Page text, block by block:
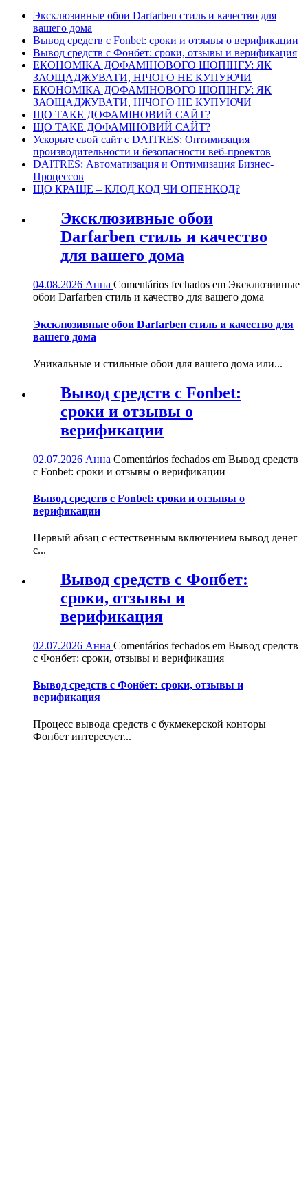
Эксклюзивные обои Darfarben стиль и качество для
вашего дома
Вывод средств с Fonbet: сроки и отзывы о верификации
Вывод средств с Фонбет: сроки, отзывы и верификация
ЕКОНОМІКА ДОФАМІНОВОГО ШОПІНГУ: ЯК
ЗАОЩАДЖУВАТИ, НІЧОГО НЕ КУПУЮЧИ
ЕКОНОМІКА ДОФАМІНОВОГО ШОПІНГУ: ЯК
ЗАОЩАДЖУВАТИ, НІЧОГО НЕ КУПУЮЧИ
ЩО ТАКЕ ДОФАМІНОВИЙ САЙТ?
ЩО ТАКЕ ДОФАМІНОВИЙ САЙТ?
Ускорьте свой сайт с DAITRES: Оптимизация
производительности и безопасности веб-проектов
DAITRES: Автоматизация и Оптимизация Бизнес-
Процессов
ЩО КРАЩЕ – КЛОД КОД ЧИ ОПЕНКОД?
Эксклюзивные обои
Darfarben стиль и качество
для вашего дома
04.08.2026 Анна Comentários fechados em Эксклюзивные
обои Darfarben стиль и качество для вашего дома
Эксклюзивные обои Darfarben стиль и качество для
вашего дома
Уникальные и стильные обои для вашего дома или...
Вывод средств с Fonbet:
сроки и отзывы о
верификации
02.07.2026 Анна Comentários fechados em Вывод средств
с Fonbet: сроки и отзывы о верификации
Вывод средств с Fonbet: сроки и отзывы о
верификации
Первый абзац с естественным включением вывод денег
с...
Вывод средств с Фонбет:
сроки, отзывы и
верификация
02.07.2026 Анна Comentários fechados em Вывод средств
с Фонбет: сроки, отзывы и верификация
Вывод средств с Фонбет: сроки, отзывы и
верификация
Процесс вывода средств с букмекерской конторы
Фонбет интересует...